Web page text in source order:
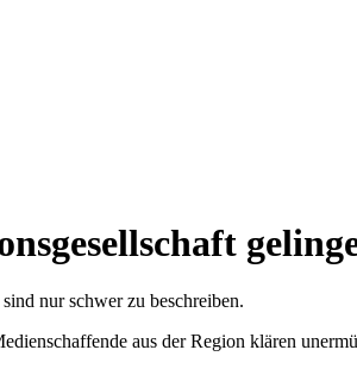
nur schwer zu beschreiben.
aus der Region klären